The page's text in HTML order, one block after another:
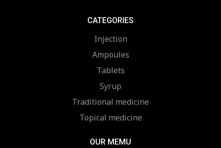
CATEGORIES
Injection
Ampoules
Tablets
Syrup
Traditional medicine
Topical medicine
OUR MEMU